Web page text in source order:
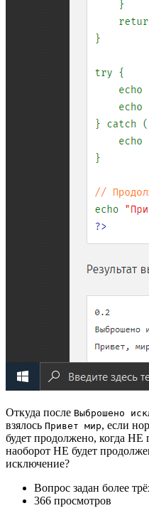
Откуда после Выброшено
взялось Привет мир, если
будет продолжено, когда НЕ
наоборот НЕ будет
исключение?
Вопрос задан более
366 просмотров